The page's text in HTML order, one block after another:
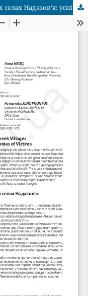
Голодомор 1932–1933 рр. у грецьких селах Надазов’я: усні свідчення жертв